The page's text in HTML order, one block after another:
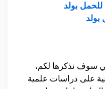
للحمل بولد
سوف نذكرها لكم،
على دراسات علمية